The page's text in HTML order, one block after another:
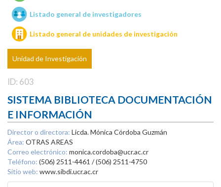
Unidades de investigación
Listado general de investigadores
Listado general de unidades de investigación
Unidad de Investigación
ID: 603
SISTEMA BIBLIOTECA DOCUMENTACIÓN
E INFORMACIÓN
Director o directora: Licda. Mónica Córdoba Guzmán
Área: OTRAS AREAS
Correo electrónico: monica.cordoba@ucr.ac.cr
Teléfono: (506) 2511-4461 / (506) 2511-4750
Sitio web: www.sibdi.ucr.ac.cr